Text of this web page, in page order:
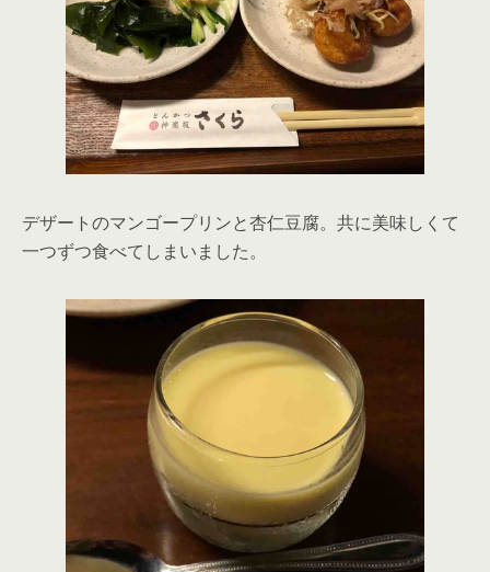
デザートのマンゴープリンと杏仁豆腐。共に美味しくて
一つずつ食べてしまいました。